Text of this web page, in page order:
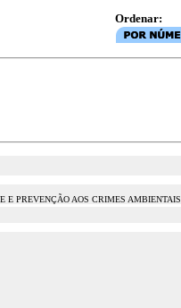
Ordenar:
E PREVENÇÃO AOS CRIMES AMBIENTAIS.